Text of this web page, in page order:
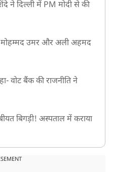
ने दिल्ली में PM मोदी से की
उमर और अली अहमद
वोट बैंक की राजनीति ने
बिगड़ी! अस्पताल में कराया
ने ही लीक कराया